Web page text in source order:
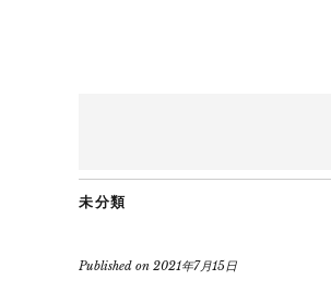
未分類
Published on 2021年7月15日